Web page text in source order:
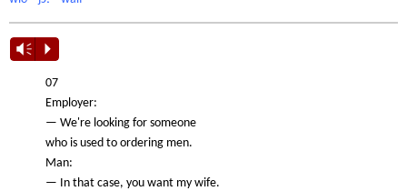
Vm P
07
Employer:
— We're looking for someone
who is used to ordering men.
Man:
— In that case, you want my wife.